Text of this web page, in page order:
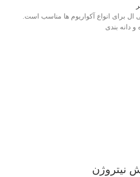
برای انواع آکواریوم ها مناسب است.
دانه بندی
نیتروژن